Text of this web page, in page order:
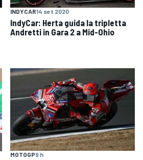
INDYCAR14 set 2020
IndyCar: Herta guida la tripletta
Andretti in Gara 2 a Mid-Ohio
MOTOGP9 h